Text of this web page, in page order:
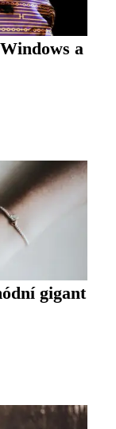
a
gigant